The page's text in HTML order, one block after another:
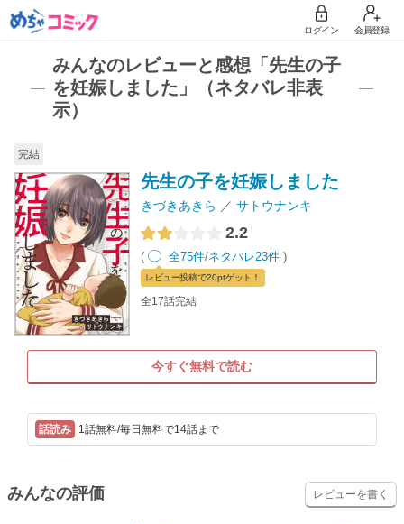
ログイン 会員登録
みんなのレビューと感想「先生の子
を妊娠しました」（ネタバレ非表
示）
完結
先生の子を妊娠しました
きづきあきら サトウナンキ
2.2
( 全75件/ネタバレ23件 )
レビュー投稿で20ptゲット！
全17話完結
今すぐ無料で読む
1話無料/毎日無料で14話まで
みんなの評価 レビューを書く